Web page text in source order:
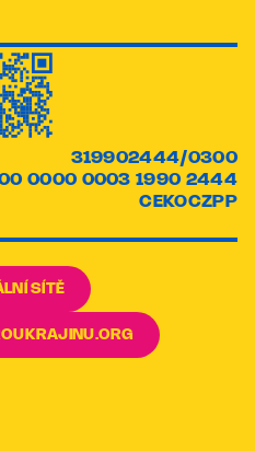
319902444/0300
0000 0003 1990 2444
CEKOCZPP
SÍTĚ